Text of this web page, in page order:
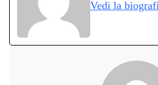
pp m
Vedi la